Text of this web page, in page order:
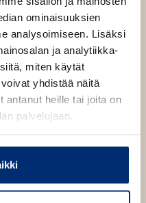
ominaisuuksien
analysoimiseen. Lisäksi
ja analytiikka-
miten käytät
yhdistää näitä
antanut heille tai joita on
palvelujaan.